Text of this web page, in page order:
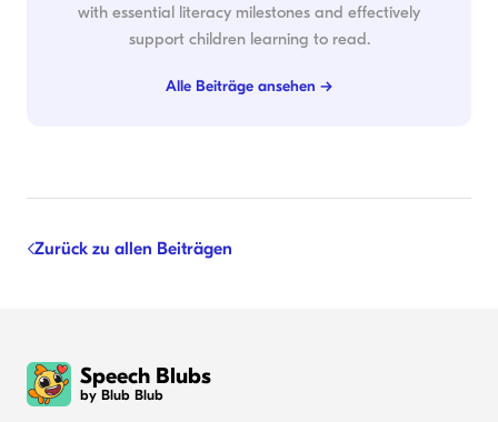
with essential literacy milestones and effectively
support children learning to read.
Alle Beiträge ansehen →
Zurück zu allen Beiträgen
Speech Blubs
by Blub Blub